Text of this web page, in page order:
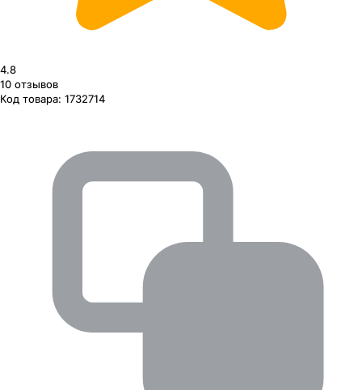
4.8
10 отзывов
Код товара: 1732714